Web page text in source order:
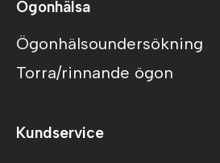
Ögonhälsa
Ögonhälsoundersökning
Torra/rinnande ögon
Kundservice